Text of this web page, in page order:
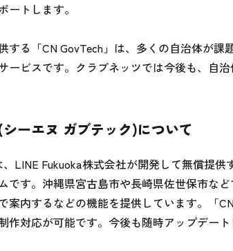
ートします。
する「CN GovTech」は、多くの自治体が
ービスです。クラブネッツでは今後も、自
ーエヌ ガブテック)について
、LINE Fukuoka株式会社が開発して無償提
です。沖縄県宮古島市や長崎県佐世保市な
案内するなどの機能を提供しています。「
作対応が可能です。今後も随時アップデート